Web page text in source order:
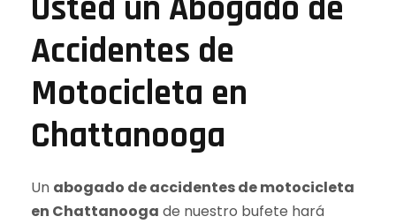
Usted un Abogado de
Accidentes de
Motocicleta en
Chattanooga
Un abogado de accidentes de motocicleta
en Chattanooga de nuestro bufete hará